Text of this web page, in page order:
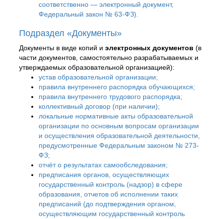
соответственно — электронный документ,
Федеральный закон № 63-ФЗ).
Подраздел «Документы»
Документы в виде копий и электронных документов (в
части документов, самостоятельно разрабатываемых и
утверждаемых образовательной организацией):
устав образовательной организации;
правила внутреннего распорядка обучающихся;
правила внутреннего трудового распорядка;
коллективный договор (при наличии);
локальные нормативные акты образовательной
организации по основным вопросам организации
и осуществления образовательной деятельности,
предусмотренные Федеральным законом № 273-
ФЗ;
отчёт о результатах самообследования;
предписания органов, осуществляющих
государственный контроль (надзор) в сфере
образования, отчетов об исполнении таких
предписаний (до подтверждения органом,
осуществляющим государственный контроль